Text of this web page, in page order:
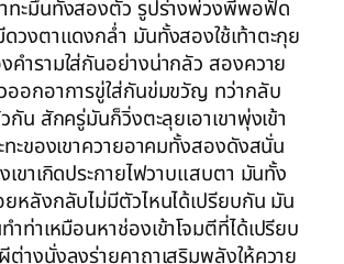
ทะมึนทั้งสองตัว รูปร่างพ่วงพีพอฟัด
วงตาแดงกล่ำ มันทั้งสองใช้เท้าตะกุย
คำรามใส่กันอย่างน่ากลัว สองควาย
อกอาการขู่ใส่กันข่มขวัญ ทว่ากลับ
กัน สักครู่มันก็วิ่งตะลุยเอาเขาพุ่งเข้า
ะของเขาควายอาคมทั้งสองดังสนั่น
เขาเกิดประกายไฟวาบแสบตา มันทั้ง
หลังกลับไม่มีตัวไหนได้เปรียบกัน มัน
ำท่าเหมือนหาช่องเข้าโจมตีที่ได้เปรียบ
างนั่งลงร่ายคาถาเสริมพลังให้ควาย